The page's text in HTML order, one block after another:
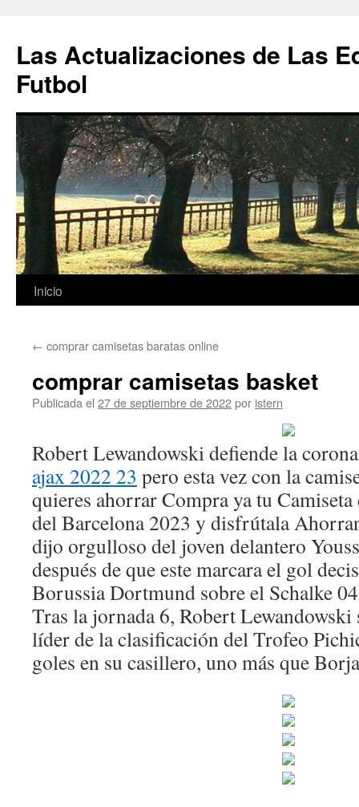
Las Actualizaciones de Las
Futbol
Saltar
contenido
Inicio
← comprar camisetas baratas online
comprar camisetas basket
Publicada el 27 de septiembre de 2022por istern
Robert Lewandowski defiende la
ajax 2022 23 pero esta vez con la
quieres ahorrar Compra ya tu
del Barcelona 2023 y disfrútala
dijo orgulloso del joven delantero
después de que este marcara el gol
Borussia Dortmund sobre el Schalke
Tras la jornada 6, Robert Lewandowski
líder de la clasificación del Trofeo
goles en su casillero, uno más que